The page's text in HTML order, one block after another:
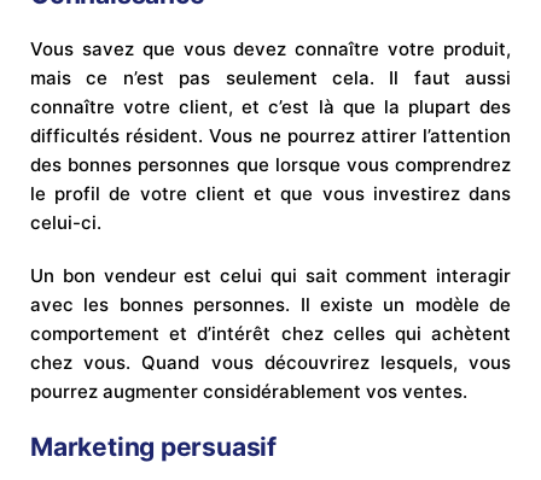
Vous savez que vous devez connaître votre produit,
mais ce n’est pas seulement cela. Il faut aussi
connaître votre client, et c’est là que la plupart des
difficultés résident. Vous ne pourrez attirer l’attention
des bonnes personnes que lorsque vous comprendrez
le profil de votre client et que vous investirez dans
celui-ci.
Un bon vendeur est celui qui sait comment interagir
avec les bonnes personnes. Il existe un modèle de
comportement et d’intérêt chez celles qui achètent
chez vous. Quand vous découvrirez lesquels, vous
pourrez augmenter considérablement vos ventes.
Marketing persuasif